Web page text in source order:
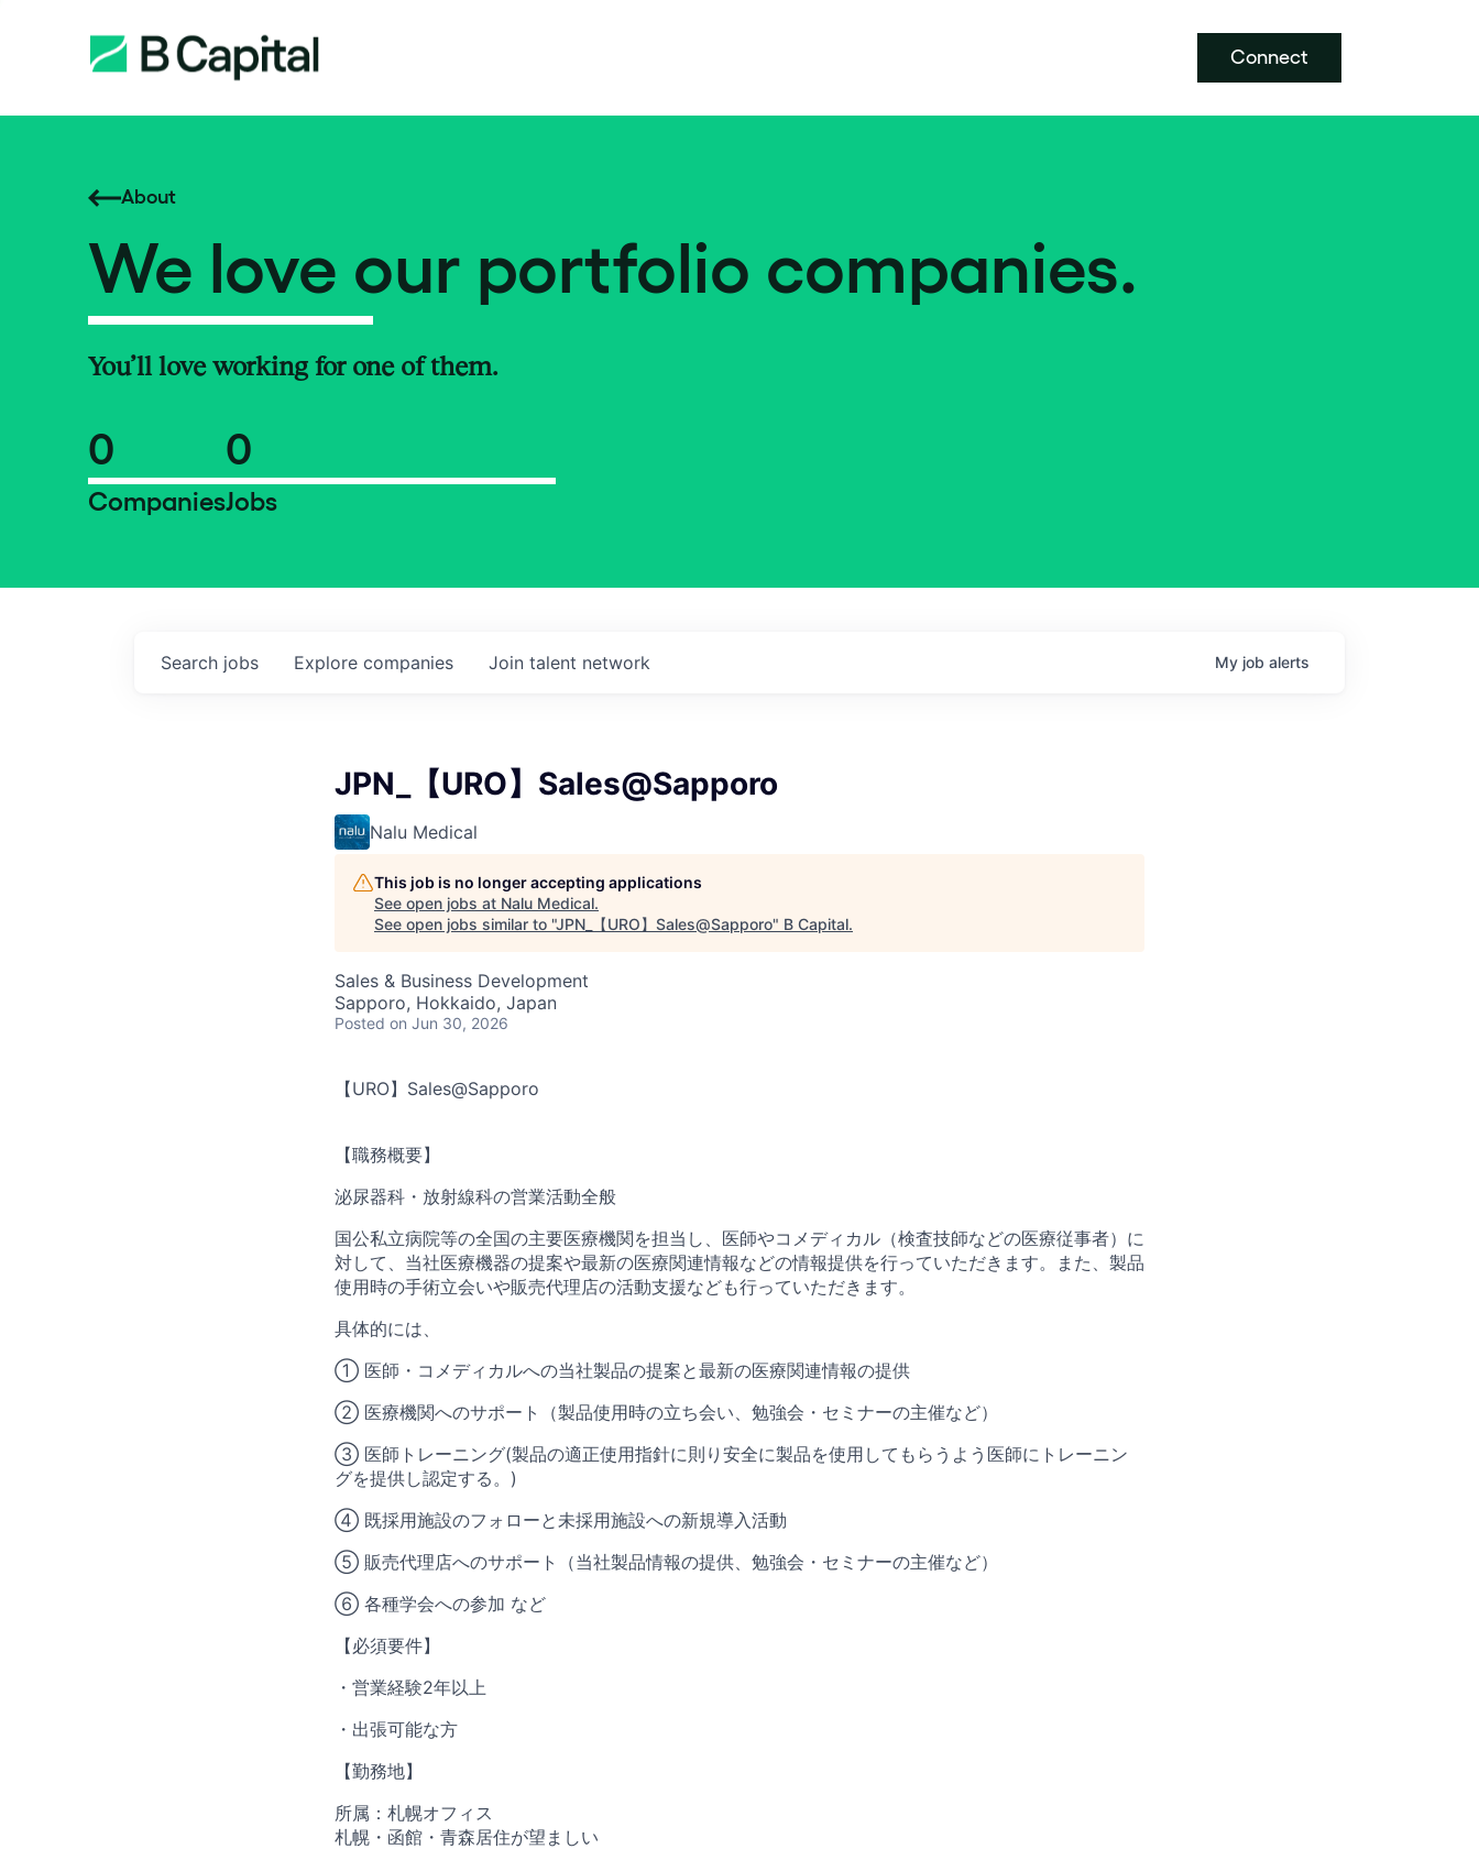
Connect
About
We love our portfolio companies.
You’ll love working for one of them.
0
Companies
0
Jobs
Search jobs Explore companies Join talent network My job alerts
JPN_【URO】Sales@Sapporo
Nalu Medical
This job is no longer accepting applications
See open jobs at Nalu Medical.
See open jobs similar to "JPN_【URO】Sales@Sapporo" B Capital.
Sales & Business Development
Sapporo, Hokkaido, Japan
Posted on Jun 30, 2026
【URO】Sales@Sapporo
【職務概要】
泌尿器科・放射線科の営業活動全般
国公私立病院等の全国の主要医療機関を担当し、医師やコメディカル（検査技師などの医療従事者）に
対して、当社医療機器の提案や最新の医療関連情報などの情報提供を行っていただきます。また、製品
使用時の手術立会いや販売代理店の活動支援なども行っていただきます。
具体的には、
① 医師・コメディカルへの当社製品の提案と最新の医療関連情報の提供
② 医療機関へのサポート（製品使用時の立ち会い、勉強会・セミナーの主催など）
③ 医師トレーニング(製品の適正使用指針に則り安全に製品を使用してもらうよう医師にトレーニン
グを提供し認定する。)
④ 既採用施設のフォローと未採用施設への新規導入活動
⑤ 販売代理店へのサポート（当社製品情報の提供、勉強会・セミナーの主催など）
⑥ 各種学会への参加 など
【必須要件】
・営業経験2年以上
・出張可能な方
【勤務地】
所属：札幌オフィス
札幌・函館・青森居住が望ましい